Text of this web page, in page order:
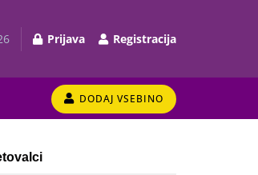
Prijava Registracija
DODAJ VSEBINO